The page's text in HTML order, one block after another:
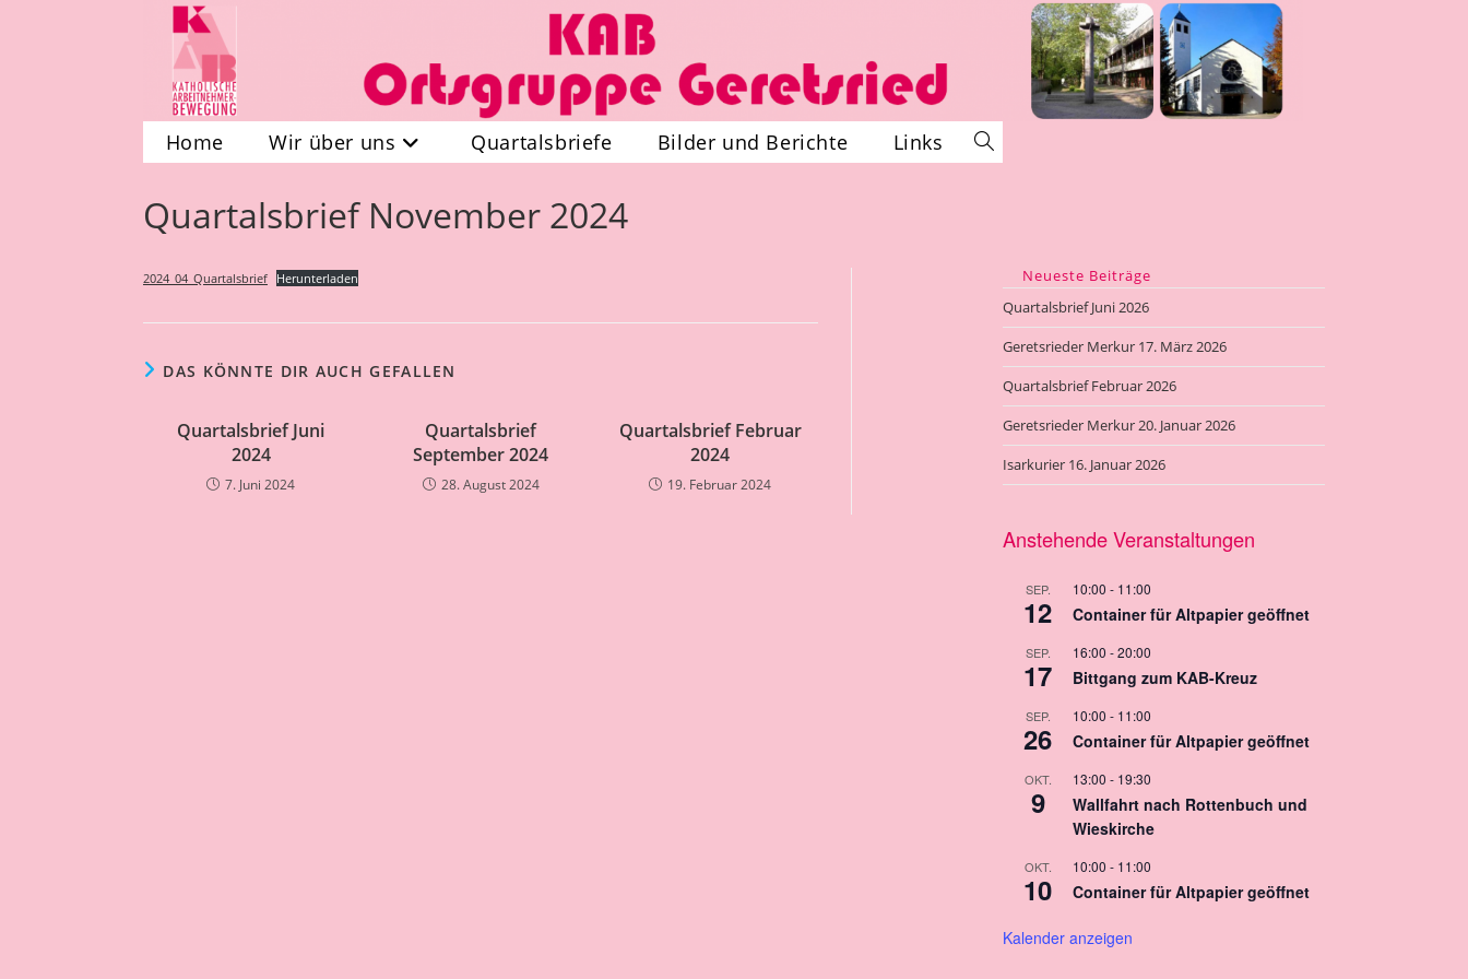
Home Wir über uns Quartalsbriefe Bilder und Berichte Links
Website-
Quartalsbrief November 2024
2024_04_Quartalsbrief Herunterladen
DAS KÖNNTE DIR AUCH GEFALLEN
Quartalsbrief Juni
2024
7. Juni 2024
Quartalsbrief
September 2024
28. August 2024
Quartalsbrief Februar
2024
19. Februar 2024
Neueste Beiträge
Quartalsbrief Juni 2026
Geretsrieder Merkur 17. März 2026
Quartalsbrief Februar 2026
Geretsrieder Merkur 20. Januar 2026
Isarkurier 16. Januar 2026
Anstehende Veranstaltungen
SEP.
12
10:00 - 11:00
Container für Altpapier geöffnet
SEP.
17
16:00 -20:00
Bittgang zum KAB-Kreuz
SEP.
26
10:00 - 11:00
Container für Altpapier geöffnet
OKT.
9
13:00 - 19:30
Wallfahrt nach Rottenbuch und
Wieskirche
OKT.
10
10:00 - 11:00
Container für Altpapier geöffnet
Kalender anzeigen